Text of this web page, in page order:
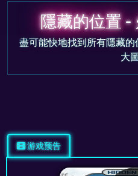
隱藏的位置 -
盡可能快地找到所有隱藏
大
游戏预告